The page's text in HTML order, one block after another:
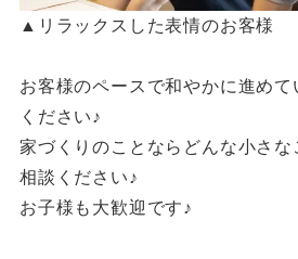
▲リラックスした表情のお客様
お客様のペースで和やかに進め
ください♪
家づくりのことならどんな小さ
相談ください♪
お子様も大歓迎です♪